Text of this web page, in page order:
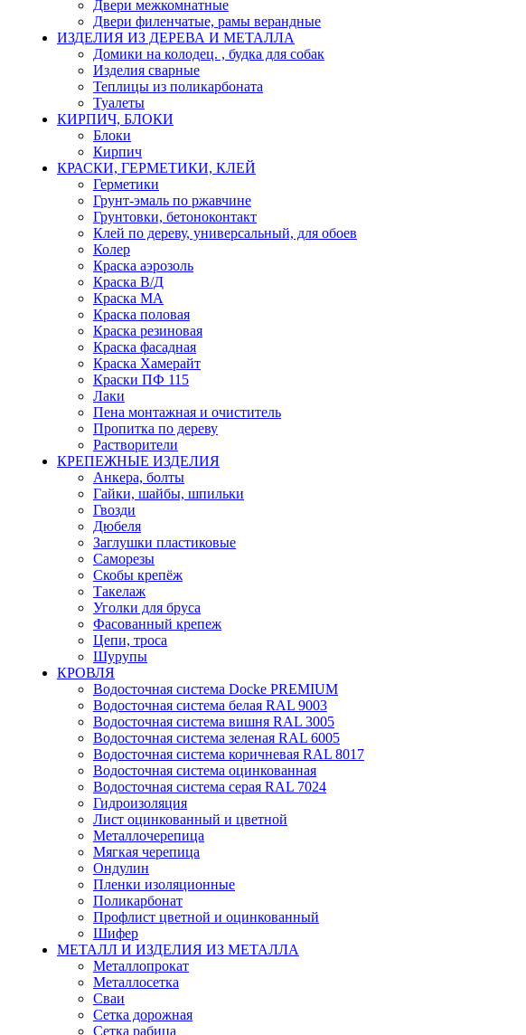
Двери межкомнатные
Двери филенчатые, рамы верандные
ИЗДЕЛИЯ ИЗ ДЕРЕВА И МЕТАЛЛА
Домики на колодец. , будка для собак
Изделия сварные
Теплицы из поликарбоната
Туалеты
КИРПИЧ, БЛОКИ
Блоки
Кирпич
КРАСКИ, ГЕРМЕТИКИ, КЛЕЙ
Герметики
Грунт-эмаль по ржавчине
Грунтовки, бетоноконтакт
Клей по дереву, универсальный, для обоев
Колер
Краска аэрозоль
Краска В/Д
Краска МА
Краска половая
Краска резиновая
Краска фасадная
Краска Хамерайт
Краски ПФ 115
Лаки
Пена монтажная и очиститель
Пропитка по дереву
Растворители
КРЕПЕЖНЫЕ ИЗДЕЛИЯ
Анкера, болты
Гайки, шайбы, шпильки
Гвозди
Дюбеля
Заглушки пластиковые
Саморезы
Скобы крепёж
Такелаж
Уголки для бруса
Фасованный крепеж
Цепи, троса
Шурупы
КРОВЛЯ
Водосточная система Docke PREMIUM
Водосточная система белая RAL 9003
Водосточная система вишня RAL 3005
Водосточная система зеленая RAL 6005
Водосточная система коричневая RAL 8017
Водосточная система оцинкованная
Водосточная система серая RAL 7024
Гидроизоляция
Лист оцинкованный и цветной
Металлочерепица
Мягкая черепица
Ондулин
Пленки изоляционные
Поликарбонат
Профлист цветной и оцинкованный
Шифер
МЕТАЛЛ И ИЗДЕЛИЯ ИЗ МЕТАЛЛА
Металлопрокат
Металлосетка
Сваи
Сетка дорожная
Сетка рабица